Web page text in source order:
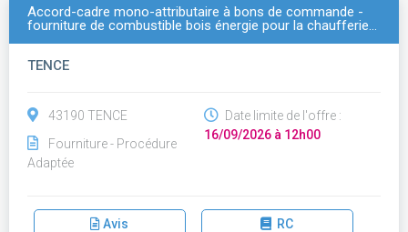
Accord-cadre mono-attributaire à bons de commande -
fourniture de combustible bois énergie pour la chaufferie…
TENCE
43190 TENCE
Fourniture - Procédure
Adaptée
Date limite de l'offre :
16/09/2026 à 12h00
Avis RC